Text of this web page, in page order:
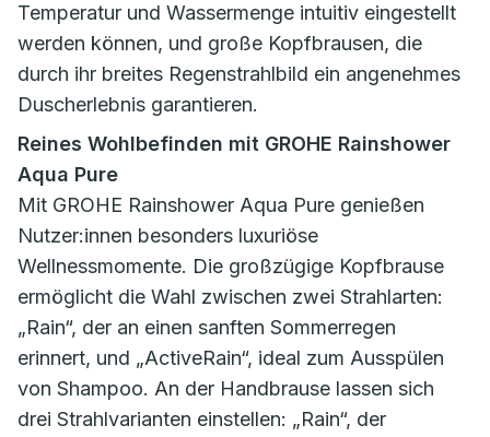
Temperatur und Wassermenge intuitiv eingestellt
werden können, und große Kopfbrausen, die
durch ihr breites Regenstrahlbild ein angenehmes
Duscherlebnis garantieren.
Reines Wohlbefinden mit GROHE Rainshower
Aqua Pure
Mit GROHE Rainshower Aqua Pure genießen
Nutzer:innen besonders luxuriöse
Wellnessmomente. Die großzügige Kopfbrause
ermöglicht die Wahl zwischen zwei Strahlarten:
„Rain“, der an einen sanften Sommerregen
erinnert, und „ActiveRain“, ideal zum Ausspülen
von Shampoo. An der Handbrause lassen sich
drei Strahlvarianten einstellen: „Rain“, der